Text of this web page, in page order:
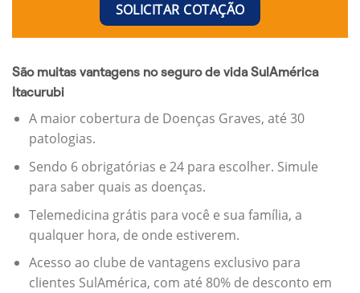
SOLICITAR COTAÇÃO
São muitas vantagens no seguro de vida SulAmérica
Itacurubi
A maior cobertura de Doenças Graves, até 30
patologias.
Sendo 6 obrigatórias e 24 para escolher. Simule
para saber quais as doenças.
Telemedicina grátis para você e sua família, a
qualquer hora, de onde estiverem.
Acesso ao clube de vantagens exclusivo para
clientes SulAmérica, com até 80% de desconto em